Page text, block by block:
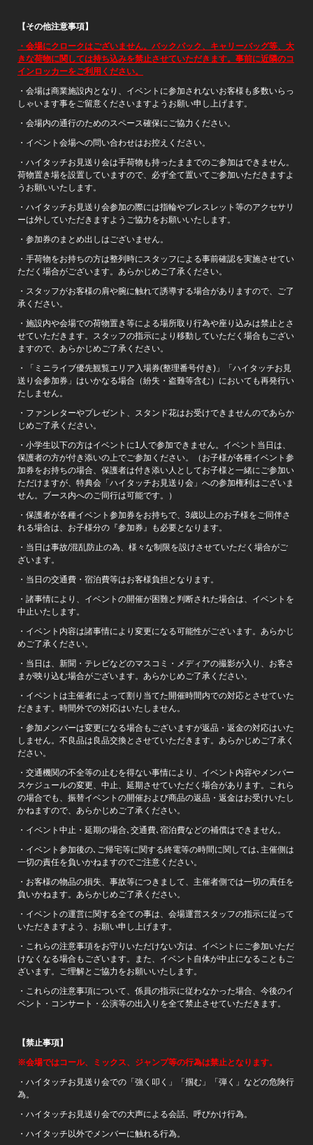
【その他注意事項】
・会場にクロークはございません。バックパック、キャリーバッグ等、大
きな荷物に関しては持ち込みを禁止させていただきます。事前に近隣のコ
インロッカーをご利用ください。
・会場は商業施設内となり、イベントに参加されないお客様も多数いらっ
しゃいます事をご留意くださいますようお願い申し上げます。
・会場内の通行のためのスペース確保にご協力ください。
・イベント会場への問い合わせはお控えください。
・ハイタッチお見送り会は手荷物も持ったままでのご参加はできません。
荷物置き場を設置していますので、必ず全て置いてご参加いただきますよ
うお願いいたします。
・ハイタッチお見送り会参加の際には指輪やブレスレット等のアクセサリ
ーは外していただきますようご協力をお願いいたします。
・参加券のまとめ出しはございません。
・手荷物をお持ちの方は整列時にスタッフによる事前確認を実施させてい
ただく場合がございます。あらかじめご了承ください。
・スタッフがお客様の肩や腕に触れて誘導する場合がありますので、ご了
承ください。
・施設内や会場での荷物置き等による場所取り行為や座り込みは禁止とさ
せていただきます。スタッフの指示により移動していただく場合もござい
ますので、あらかじめご了承ください。
・「ミニライブ優先観覧エリア入場券(整理番号付き)」「ハイタッチお見
送り会参加券」はいかなる場合（紛失・盗難等含む）においても再発行い
たしません。
・ファンレターやプレゼント、スタンド花はお受けできませんのであらか
じめご了承ください。
・小学生以下の方はイベントに1人で参加できません。イベント当日は、
保護者の方が付き添いの上でご参加ください。（お子様が各種イベント参
加券をお持ちの場合、保護者は付き添い人としてお子様と一緒にご参加い
ただけますが、特典会「ハイタッチお見送り会」への参加権利はございま
せん。ブース内へのご同行は可能です。）
・保護者が各種イベント参加券をお持ちで、3歳以上のお子様をご同伴さ
れる場合は、お子様分の『参加券』も必要となります。
・当日は事故/混乱防止の為、様々な制限を設けさせていただく場合がご
ざいます。
・当日の交通費・宿泊費等はお客様負担となります。
・諸事情により、イベントの開催が困難と判断された場合は、イベントを
中止いたします。
・イベント内容は諸事情により変更になる可能性がございます。あらかじ
めご了承ください。
・当日は、新聞・テレビなどのマスコミ・メディアの撮影が入り、お客さ
まが映り込む場合がございます。あらかじめご了承ください。
・イベントは主催者によって割り当てた開催時間内での対応とさせていた
だきます。時間外での対応はいたしません。
・参加メンバーは変更になる場合もございますが返品・返金の対応はいた
しません。不良品は良品交換とさせていただきます。あらかじめご了承く
ださい。
・交通機関の不全等の止むを得ない事情により、イベント内容やメンバー
スケジュールの変更、中止、延期させていただく場合があります。これら
の場合でも、振替イベントの開催および商品の返品・返金はお受けいたし
かねますので、あらかじめご了承ください。
・イベント中止・延期の場合､交通費､宿泊費などの補償はできません。
・イベント参加後の､ご帰宅等に関する終電等の時間に関しては､主催側は
一切の責任を負いかねますのでご注意ください。
・お客様の物品の損失、事故等につきまして、主催者側では一切の責任を
負いかねます。あらかじめご了承ください。
・イベントの運営に関する全ての事は、会場運営スタッフの指示に従って
いただきますよう、お願い申し上げます。
・これらの注意事項をお守りいただけない方は、イベントにご参加いただ
けなくなる場合もございます。また、イベント自体が中止になることもご
ざいます。ご理解とご協力をお願いいたします。
・これらの注意事項について、係員の指示に従わなかった場合、今後のイ
ベント・コンサート・公演等の出入りを全て禁止させていただきます。
【禁止事項】
※会場ではコール、ミックス、ジャンプ等の行為は禁止となります。
・ハイタッチお見送り会での「強く叩く」「掴む」「弾く」などの危険行
為。
・ハイタッチお見送り会での大声による会話、呼びかけ行為。
・ハイタッチ以外でメンバーに触れる行為。